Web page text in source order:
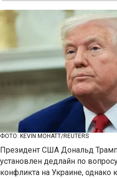
ФОТО: KEVIN MOHATT/REUTERS
Президент США Дональд
установлен дедлайн по
конфликта на Украине, однако